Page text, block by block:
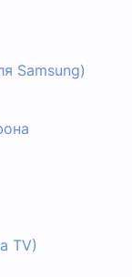
Samsung)
TV)